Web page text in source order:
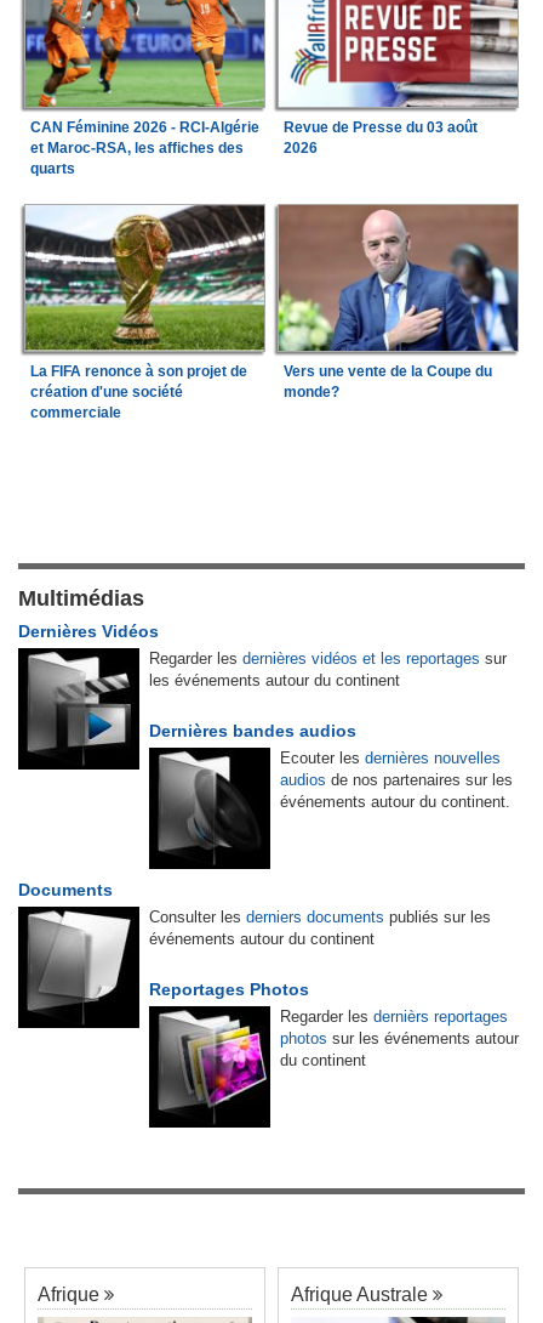
CAN Féminine 2026 - RCI-Algérie
et Maroc-RSA, les affiches des
quarts
Revue de Presse du 03 août
2026
La FIFA renonce à son projet de
création d'une société
commerciale
Vers une vente de la Coupe du
monde?
Multimédias
Dernières Vidéos
Regarder les dernières vidéos et les reportages sur
les événements autour du continent
Dernières bandes audios
Ecouter les dernières nouvelles
audios de nos partenaires sur les
événements autour du continent.
Documents
Consulter les derniers documents publiés sur les
événements autour du continent
Reportages Photos
Regarder les dernièrs reportages
photos sur les événements autour
du continent
Afrique Afrique Australe